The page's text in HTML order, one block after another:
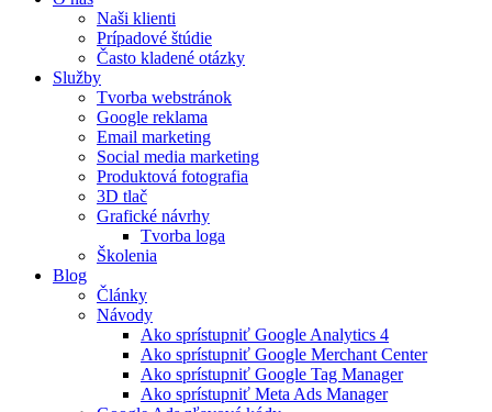
Naši klienti
Prípadové štúdie
Často kladené otázky
Služby
Tvorba webstránok
Google reklama
Email marketing
Social media marketing
Produktová fotografia
3D tlač
Grafické návrhy
Tvorba loga
Školenia
Blog
Články
Návody
Ako sprístupniť Google Analytics 4​
Ako sprístupniť Google Merchant Center​
Ako sprístupniť Google Tag Manager​
Ako sprístupniť Meta Ads Manager​